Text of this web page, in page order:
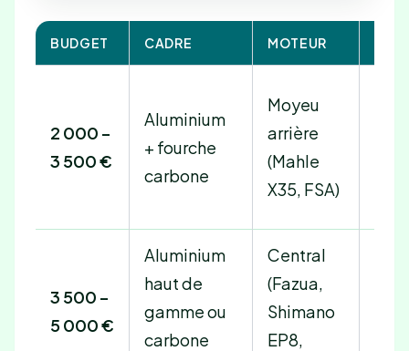
BUDGET CADRE MOTEUR
2 000 –
3 500 €
Aluminium
+ fourche
carbone
Moyeu
arrière
(Mahle
X35, FSA)
3 500 –
5 000 €
Aluminium
haut de
gamme ou
carbone
Central
(Fazua,
Shimano
EP8,